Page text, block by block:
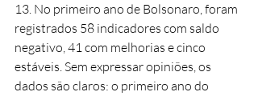
13. No primeiro ano de Bolsonaro, foram
registrados 58 indicadores com saldo
negativo, 41 com melhorias e cinco
estáveis. Sem expressar opiniões, os
dados são claros: o primeiro ano do